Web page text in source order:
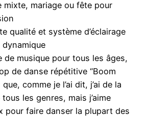
mixte, mariage ou fête pour
qualité et système d’éclairage
de musique pour tous les âges,
de danse répétitive “Boom
comme je l’ai dit, j’ai de la
les genres, mais j’aime
pour faire danser la plupart des